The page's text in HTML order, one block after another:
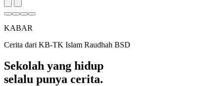
KABAR
Cerita dari KB-TK Islam Raudhah BSD
Sekolah yang hidup
selalu punya cerita.